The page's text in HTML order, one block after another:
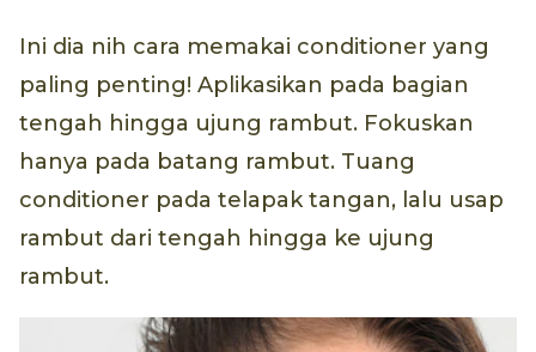
Ini dia nih cara memakai conditioner yang
paling penting! Aplikasikan pada bagian
tengah hingga ujung rambut. Fokuskan
hanya pada batang rambut. Tuang
conditioner pada telapak tangan, lalu usap
rambut dari tengah hingga ke ujung
rambut.